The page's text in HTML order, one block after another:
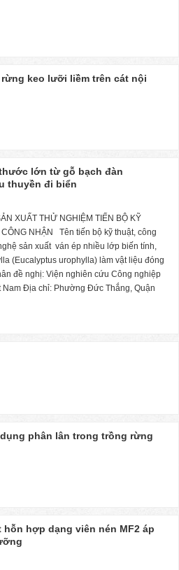
keo lưỡi liềm trên cát nội
lớn từ gỗ bạch đàn
thuyền đi biển
XUẤT THỬ NGHIỆM TIẾN BỘ KỸ
NHẬN Tên tiến bộ kỹ thuật, công
sản xuất ván ép nhiều lớp biến tính,
(Eucalyptus urophylla) làm vật liệu đóng
đề nghị: Viện nghiên cứu Công nghiệp
Địa chỉ: Phường Đức Thắng, Quận
phân lân trong trồng rừng
hợp dạng viên nén MF2 áp